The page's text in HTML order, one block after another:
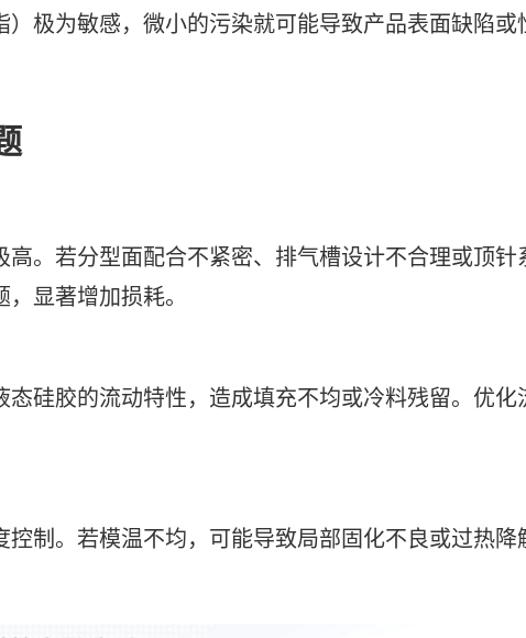
极为敏感，微小的污染就可能导致产品表面缺陷
。若分型面配合不紧密、排气槽设计不合理或顶
显著增加损耗。
硅胶的流动特性，造成填充不均或冷料残留。优化
制。若模温不均，可能导致局部固化不良或过热